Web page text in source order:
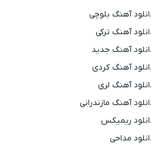
آهنگ بلوچی
آهنگ ترکی
آهنگ جدید
آهنگ کردی
آهنگ لری
آهنگ مازندرانی
ریمیکس
مداحی